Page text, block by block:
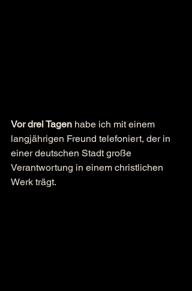
Vor drei Tagen habe ich mit einem
langjährigen Freund telefoniert, der in
einer deutschen Stadt große
Verantwortung in einem christlichen
Werk trägt.